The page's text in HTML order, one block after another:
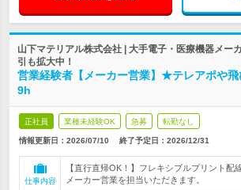
山下マテリアル株式会社 | 大手電子・医療機器メー
引も拡大中！
営業経験者【メーカー営業】★テレアポや
9h
正社員 業種未経験OK 急募 転勤なし
情報更新日：2026/07/10 終了予定日： 2026/12/31
仕事内容
【直行直帰OK！】フレキシブルプリント配
メーカー営業を担当いただきます。